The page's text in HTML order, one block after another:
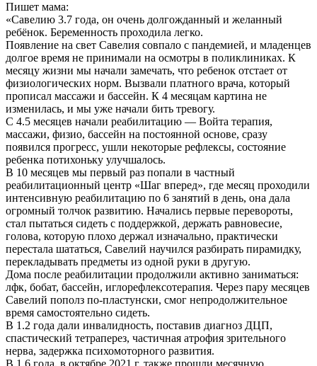
Пишет мама:
«Савелию 3.7 года, он очень долгожданный и желанный
ребёнок. Беременность проходила легко.
Появление на свет Савелия совпало с пандемией, и младенцев
долгое время не принимали на осмотры в поликлиниках. К
месяцу жизни мы начали замечать, что ребенок отстает от
физиологических норм. Вызвали платного врача, который
прописал массажи и бассейн. К 4 месяцам картина не
изменилась, и мы уже начали бить тревогу.
С 4.5 месяцев начали реабилитацию — Войта терапия,
массажи, физио, бассейн на постоянной основе, сразу
появился прогресс, ушли некоторые рефлексы, состояние
ребенка потихоньку улучшалось.
В 10 месяцев мы первый раз попали в частный
реабилитационный центр «Шаг вперед», где месяц проходили
интенсивную реабилитацию по 6 занятий в день, она дала
огромный толчок развитию. Начались первые перевороты,
стал пытаться сидеть с поддержкой, держать равновесие,
голова, которую плохо держал изначально, практически
перестала шататься, Савелий научился разбирать пирамидку,
перекладывать предметы из одной руки в другую.
Дома после реабилитации продолжили активно заниматься:
лфк, бобат, бассейн, иглорефлексотерапия. Через пару месяцев
Савелий пополз по-пластунски, смог непродолжительное
время самостоятельно сидеть.
В 1.2 года дали инвалидность, поставив диагноз ДЦП,
спастический тетраперез, частичная атрофия зрительного
нерва, задержка психомоторного развития.